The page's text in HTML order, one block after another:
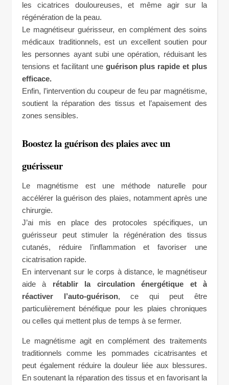
les cicatrices douloureuses, et même agir sur la
régénération de la peau.
Le magnétiseur guérisseur, en complément des soins
médicaux traditionnels, est un excellent soutien pour
les personnes ayant subi une opération, réduisant les
tensions et facilitant une guérison plus rapide et plus
efficace.
Enfin, l’intervention du coupeur de feu par magnétisme,
soutient la réparation des tissus et l’apaisement des
zones sensibles.
Boostez la guérison des plaies avec un
guérisseur
Le magnétisme est une méthode naturelle pour
accélérer la guérison des plaies, notamment après une
chirurgie.
J’ai mis en place des protocoles spécifiques, un
guérisseur peut stimuler la régénération des tissus
cutanés, réduire l’inflammation et favoriser une
cicatrisation rapide.
En intervenant sur le corps à distance, le magnétiseur
aide à rétablir la circulation énergétique et à
réactiver l’auto-guérison, ce qui peut être
particulièrement bénéfique pour les plaies chroniques
ou celles qui mettent plus de temps à se fermer.
Le magnétisme agit en complément des traitements
traditionnels comme les pommades cicatrisantes et
peut également réduire la douleur liée aux blessures.
En soutenant la réparation des tissus et en favorisant la